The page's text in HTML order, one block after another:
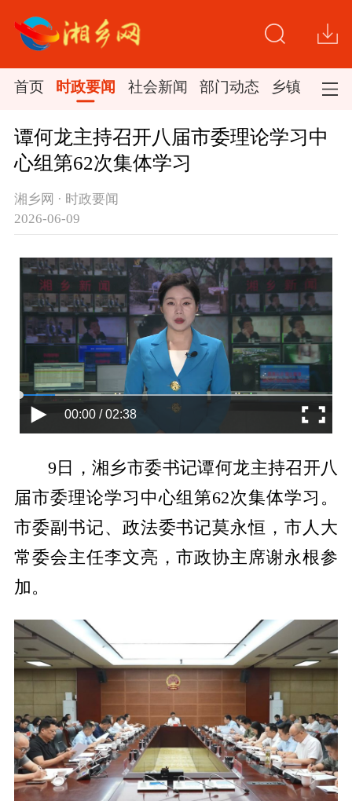
首页 时政要闻 社会新闻 部门动态 乡镇新闻
谭何龙主持召开八届市委理论学习中
心组第62次集体学习
湘乡网 · 时政要闻
2026-06-09
00:00 / 02:38
9日，湘乡市委书记谭何龙主持召开八
届市委理论学习中心组第62次集体学习。
市委副书记、政法委书记莫永恒，市人大
常委会主任李文亮，市政协主席谢永根参
加。